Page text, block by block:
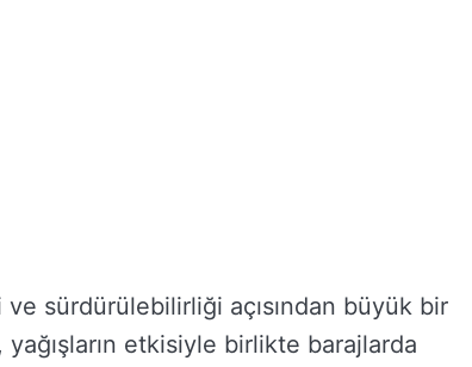
sürdürülebilirliği açısından büyük bir
etkisiyle birlikte barajlarda